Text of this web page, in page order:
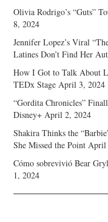
Olivia Rodrigo’s “Guts”
8, 2024
Jennifer Lopez’s Viral
Latines Don’t Find Her
How I Got to Talk About
TEDx Stage April 3, 2024
“Gordita Chronicles”
Disney+ April 2, 2024
Shakira Thinks the
She Missed the Point April
Cómo sobrevivió Bear
1, 2024